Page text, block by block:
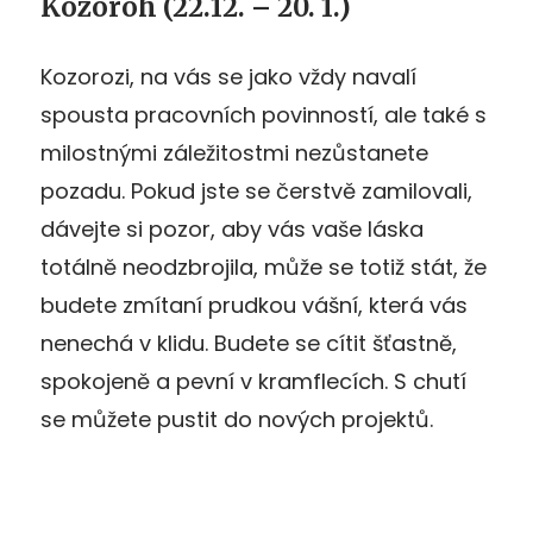
Kozoroh (22.12. – 20. 1.)
Kozorozi, na vás se jako vždy navalí
spousta pracovních povinností, ale také s
milostnými záležitostmi nezůstanete
pozadu. Pokud jste se čerstvě zamilovali,
dávejte si pozor, aby vás vaše láska
totálně neodzbrojila, může se totiž stát, že
budete zmítaní prudkou vášní, která vás
nenechá v klidu. Budete se cítit šťastně,
spokojeně a pevní v kramflecích. S chutí
se můžete pustit do nových projektů.